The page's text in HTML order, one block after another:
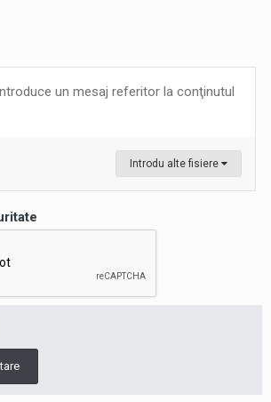
un mesaj referitor la conţinutul
Introdu alte fisiere